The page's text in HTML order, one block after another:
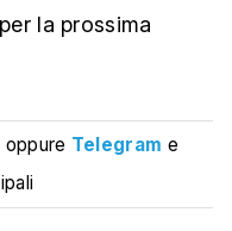
la prossima
oppure Telegram e